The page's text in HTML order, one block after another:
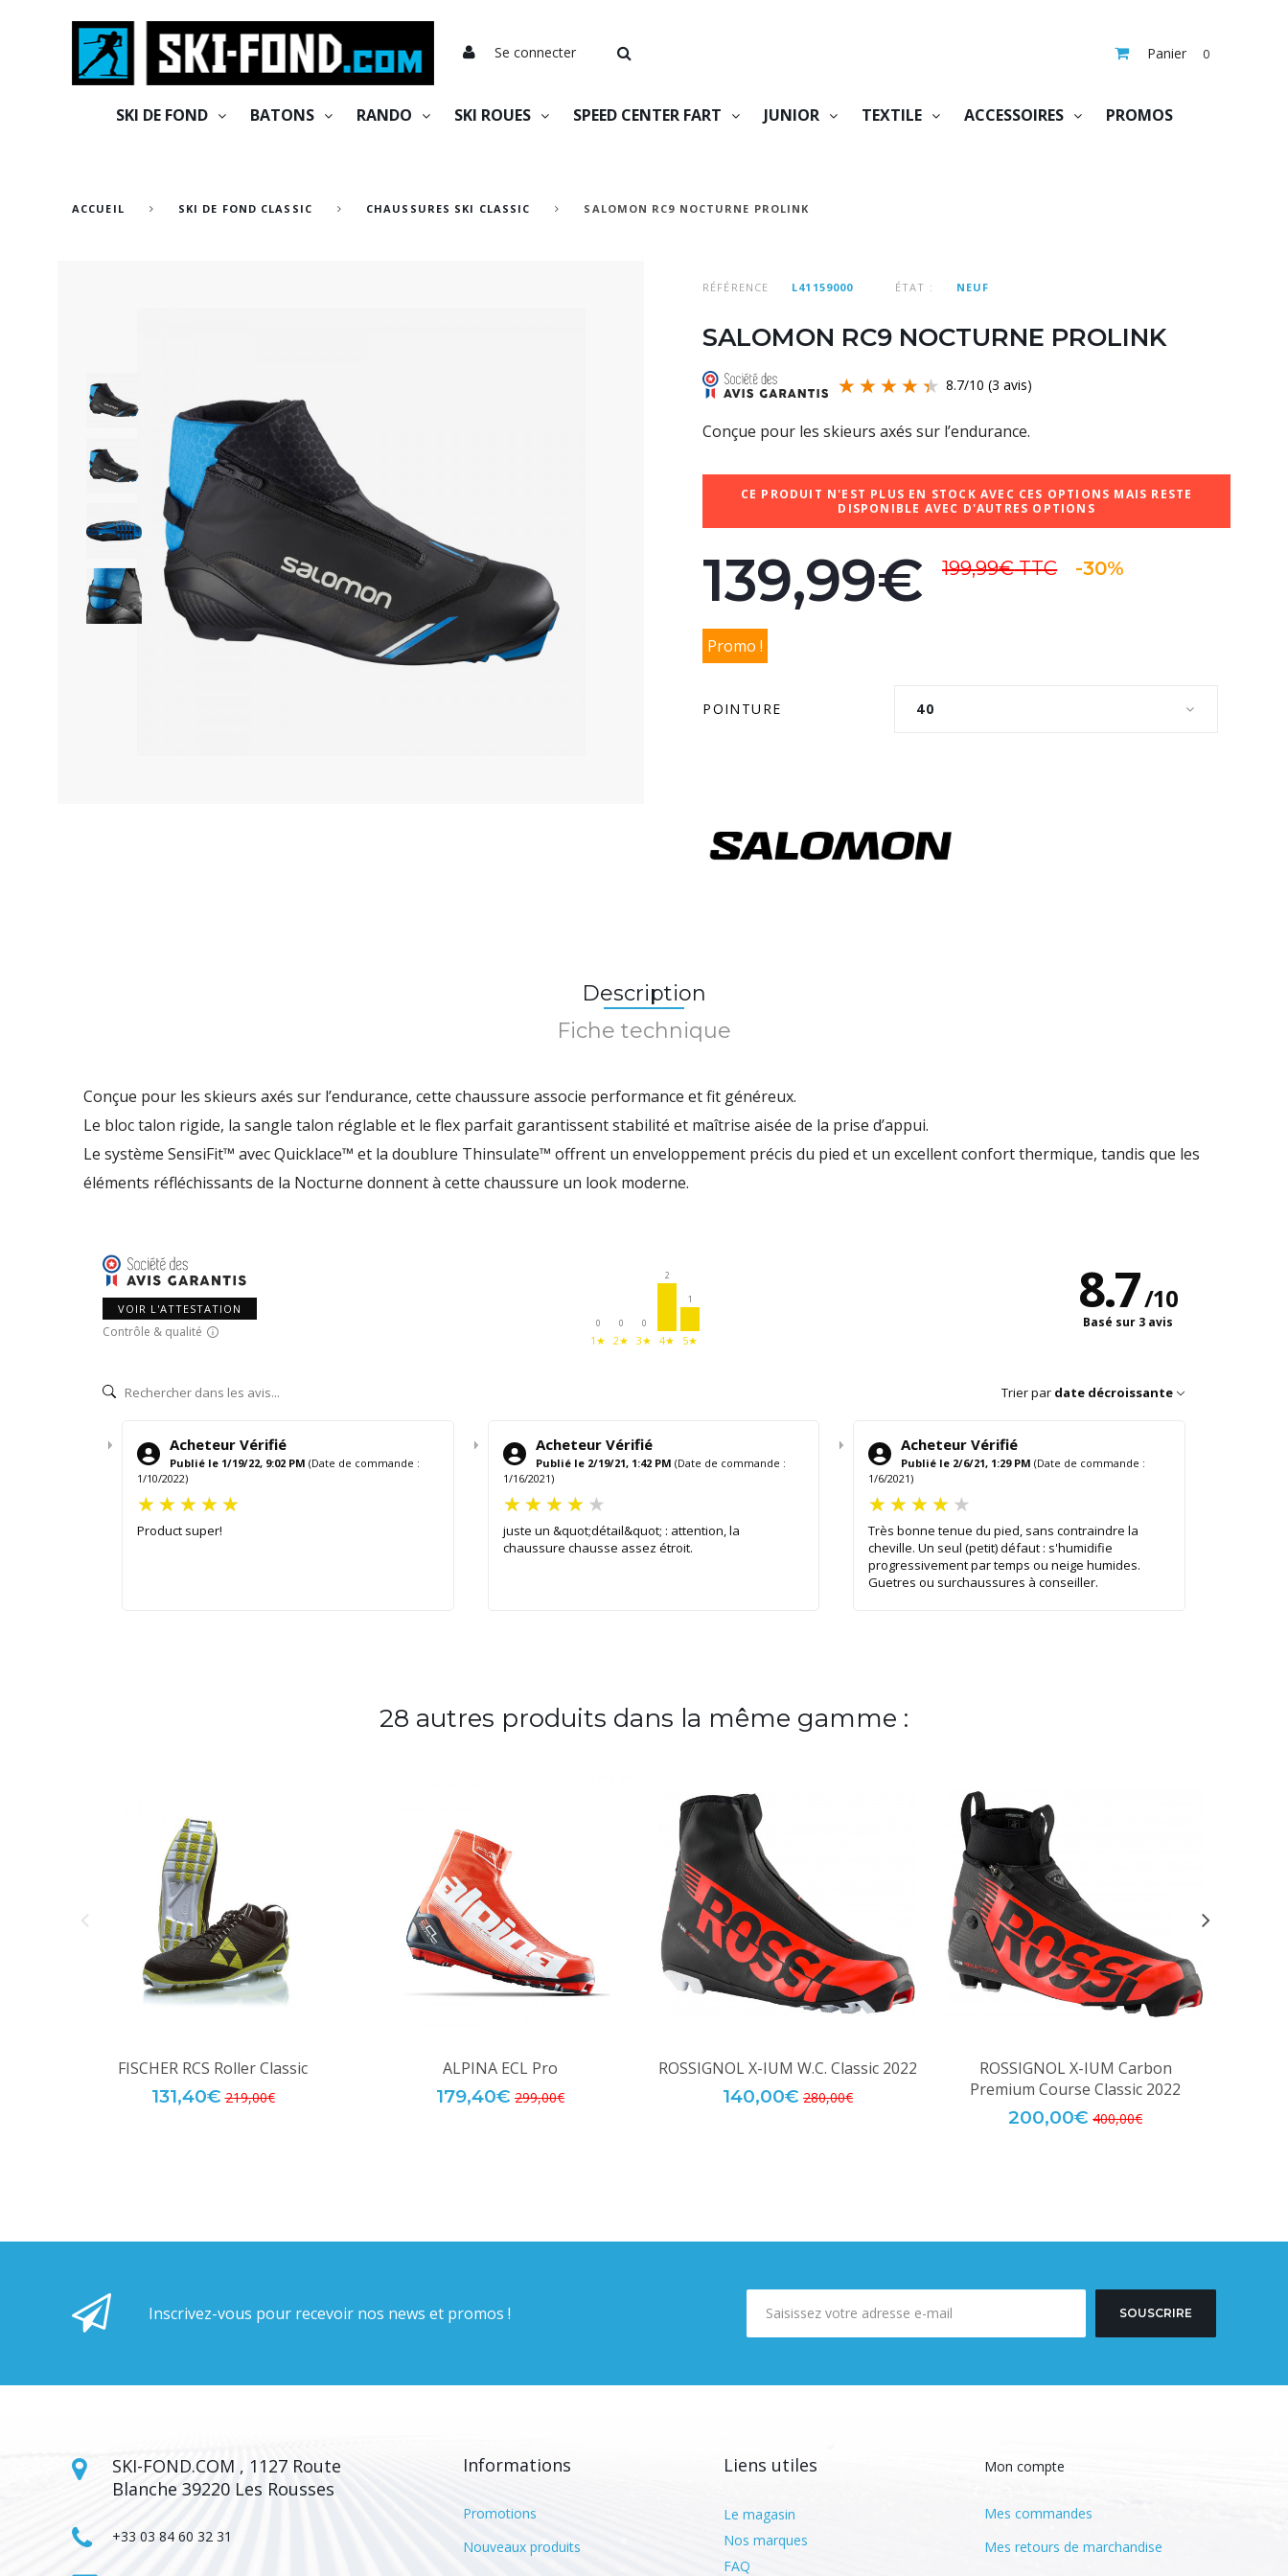
Se connecter Panier 0
SKI DE FOND BATONS RANDO SKI ROUES SPEED CENTER FART JUNIOR TEXTILE ACCESSOIRES PROMOS
ACCUEIL SKI DE FOND CLASSIC CHAUSSURES SKI CLASSIC SALOMON RC9 NOCTURNE PROLINK
RÉFÉRENCE L41159000 ÉTAT : NEUF
SALOMON RC9 NOCTURNE PROLINK
8.7/10 (3 avis)
Conçue pour les skieurs axés sur l’endurance.
CE PRODUIT N'EST PLUS EN STOCK AVEC CES OPTIONS MAIS RESTE
DISPONIBLE AVEC D'AUTRES OPTIONS
139,99€ 199,99€TTC -30%
Promo !
POINTURE 40
Description
Fiche technique
Conçue pour les skieurs axés sur l’endurance, cette chaussure associe performance et fit généreux.
Le bloc talon rigide, la sangle talon réglable et le flex parfait garantissent stabilité et maîtrise aisée de la prise d’appui.
Le système SensiFit™ avec Quicklace™ et la doublure Thinsulate™ offrent un enveloppement précis du pied et un excellent confort thermique, tandis que les
éléments réfléchissants de la Nocturne donnent à cette chaussure un look moderne.
VOIR L'ATTESTATION
Contrôle & qualité
0
1★
0
2★
0
3★
2
4★
1
5★
8.7/10
Basé sur 3 avis
Trier par date décroissante
Acheteur Vérifié
Publié le 1/19/22, 9:02 PM (Date de commande :
1/10/2022)
Product super!
Acheteur Vérifié
Publié le 2/19/21, 1:42 PM (Date de commande :
1/16/2021)
juste un &quot;détail&quot; : attention, la
chaussure chausse assez étroit.
Acheteur Vérifié
Publié le 2/6/21, 1:29 PM (Date de commande :
1/6/2021)
Très bonne tenue du pied, sans contraindre la
cheville. Un seul (petit) défaut : s'humidifie
progressivement par temps ou neige humides.
Guetres ou surchaussures à conseiller.
28 autres produits dans la même gamme :
FISCHER RCS Roller Classic
131,40€ 219,00€
ALPINA ECL Pro
179,40€ 299,00€
ROSSIGNOL X-IUM W.C. Classic 2022
140,00€ 280,00€
ROSSIGNOL X-IUM Carbon
Premium Course Classic 2022
200,00€ 400,00€
Inscrivez-vous pour recevoir nos news et promos ! SOUSCRIRE
SKI-FOND.COM , 1127 Route
Blanche 39220 Les Rousses
+33 03 84 60 32 31
Informations
Promotions
Nouveaux produits
Liens utiles
Le magasin
Nos marques
FAQ
Mon compte
Mes commandes
Mes retours de marchandise